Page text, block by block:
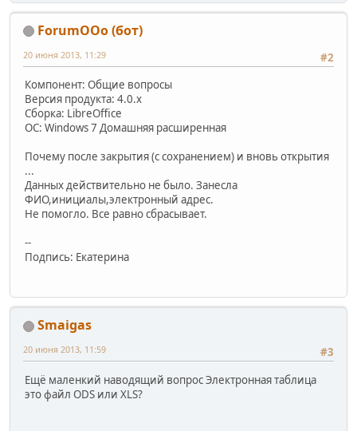
ForumOOo (бот)
#2
20 июня 2013, 11:29
Компонент: Общие вопросы
Версия продукта: 4.0.x
Сборка: LibreOffice
ОС: Windows 7 Домашняя расширенная
Почему после закрытия (с сохранением) и вновь открытия
...
Данных действительно не было. Занесла
ФИО,инициалы,электронный адрес.
Не помогло. Все равно сбрасывает.
--
Подпись: Екатерина
Smaigas
#3
20 июня 2013, 11:59
Ещё маленкий наводящий вопрос Электронная таблица
это файл ODS или XLS?